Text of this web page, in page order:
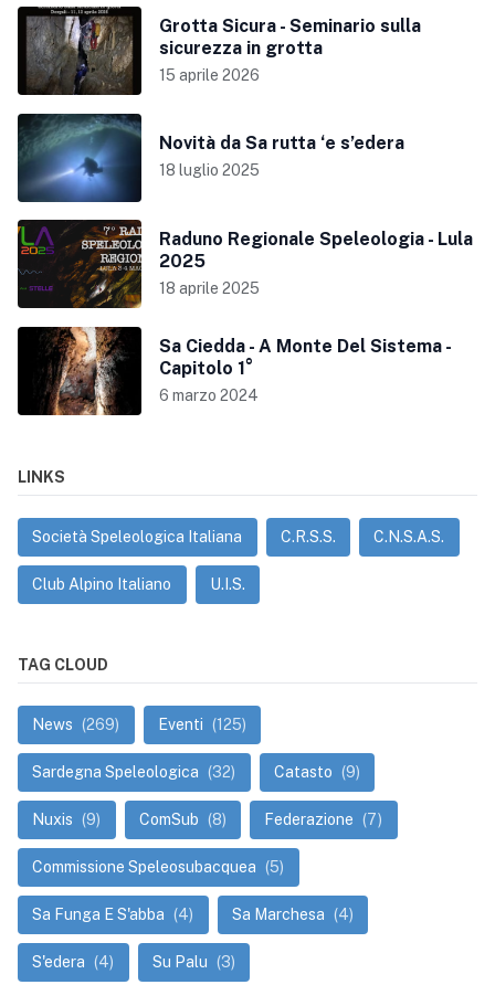
Grotta Sicura - Seminario sulla
sicurezza in grotta
15 aprile 2026
Novità da Sa rutta ‘e s’edera
18 luglio 2025
Raduno Regionale Speleologia - Lula
2025
18 aprile 2025
Sa Ciedda - A Monte Del Sistema -
Capitolo 1°
6 marzo 2024
LINKS
Società Speleologica Italiana C.R.S.S. C.N.S.A.S.
Club Alpino Italiano U.I.S.
TAG CLOUD
News (269) Eventi (125)
Sardegna Speleologica (32) Catasto (9)
Nuxis (9) ComSub (8) Federazione (7)
Commissione Speleosubacquea (5)
Sa Funga E S'abba (4) Sa Marchesa (4)
S'edera (4) Su Palu (3)